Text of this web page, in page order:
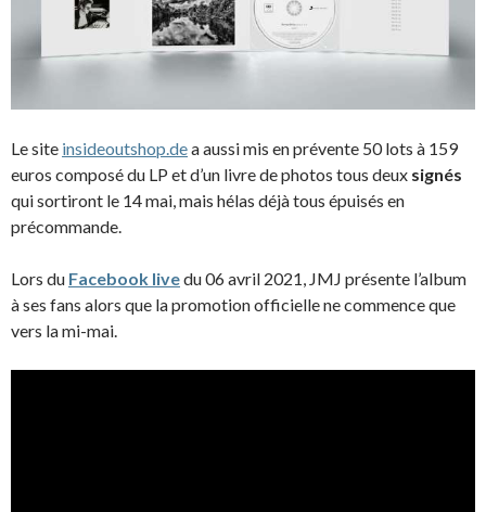
Le site insideoutshop.dea aussi mis en prévente 50 lots à 159
euros composé du LP et d’un livre de photos tous deux signés
qui sortiront le 14 mai, mais hélas déjà tous épuisés en
précommande.
Lors du Facebook livedu 06 avril 2021, JMJ présente l’album
à ses fans alors que la promotion officielle ne commence que
vers la mi-mai.